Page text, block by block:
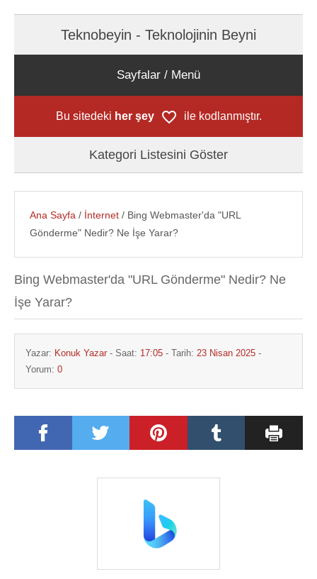
Teknobeyin - Teknolojinin Beyni
Sayfalar / Menü
Bu sitedeki her şey ile kodlanmıştır.
Kategori Listesini Göster
Ana Sayfa / İnternet / Bing Webmaster'da "URL
Gönderme" Nedir? Ne İşe Yarar?
Bing Webmaster'da "URL Gönderme" Nedir? Ne
İşe Yarar?
Yazar: Konuk Yazar - Saat: 17:05 - Tarih: 23 Nisan 2025 -
Yorum: 0